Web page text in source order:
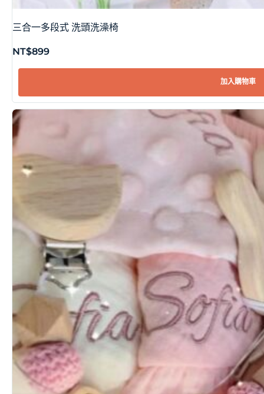
三合一多段式 洗頭洗澡椅
NT$899
加入購物車